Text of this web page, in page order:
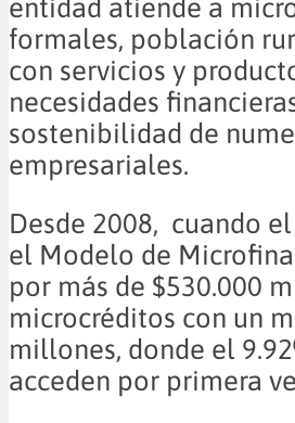
entidad atiende a
formales, población
con servicios y
necesidades
sostenibilidad de
empresariales.
Desde 2008, cuando
el Modelo de
por más de $530.000
microcréditos con un
millones, donde el
acceden por primera